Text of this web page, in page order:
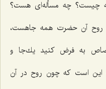
چیست؟ چه مسأله‌ای هست؟
آن حضرت همه جاهست،
به فرض كنید یك‌جا و
این است كه چون روح در آن